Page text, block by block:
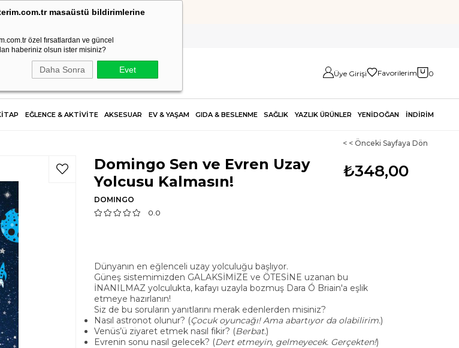
masaüstü bildirimlerine
özel fırsatlardan ve güncel
haberiniz olsun ister misiniz?
Daha Sonra Evet
HIZLI KARGO
Üye Girişi Favorilerim 0
EĞLENCE & AKTİVİTE AKSESUAR EV & YAŞAM GIDA & BESLENME SAĞLIK YAZLIK ÜRÜNLER YENİDOĞAN İNDİRİM
< < Önceki Sayfaya Dön
₺348,00
Domingo Sen ve Evren Uzay
Yolcusu Kalmasın!
DOMINGO
0.0
Dünyanın en eğlenceli uzay yolculuğu başlıyor.
Güneş sistemimizden GALAKSİMİZE ve ÖTESİNE uzanan bu
İNANILMAZ yolculukta, kafayı uzayla bozmuş Dara Ó Briain'a eşlik
etmeye hazırlanın!
Siz de bu soruların yanıtlarını merak edenlerden misiniz?
Nasıl astronot olunur? (Çocuk oyuncağı! Ama abartıyor da olabilirim.)
Venüs’ü ziyaret etmek nasıl fikir? (Berbat.)
Evrenin sonu nasıl gelecek? (Dert etmeyin, gelmeyecek. Gerçekten!)